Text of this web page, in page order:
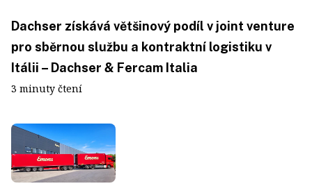
Dachser získává většinový podíl v joint venture
pro sběrnou službu a kontraktní logistiku v
Itálii – Dachser & Fercam Italia
3 minuty čtení